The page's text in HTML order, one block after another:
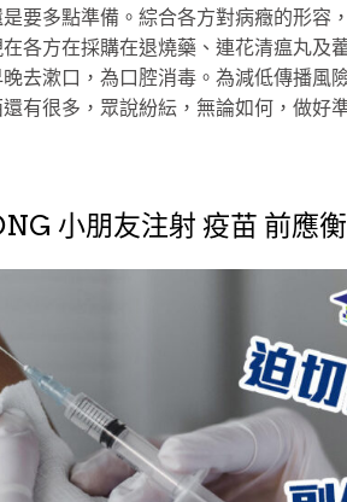
要多點準備。綜合各方對病癥的形容
各方在採購在退燒藥、連花清瘟丸及
去漱口，為口腔消毒。為減低傳播風
有很多，眾說紛紜，無論如何，做好
小朋友注射 疫苗 前應